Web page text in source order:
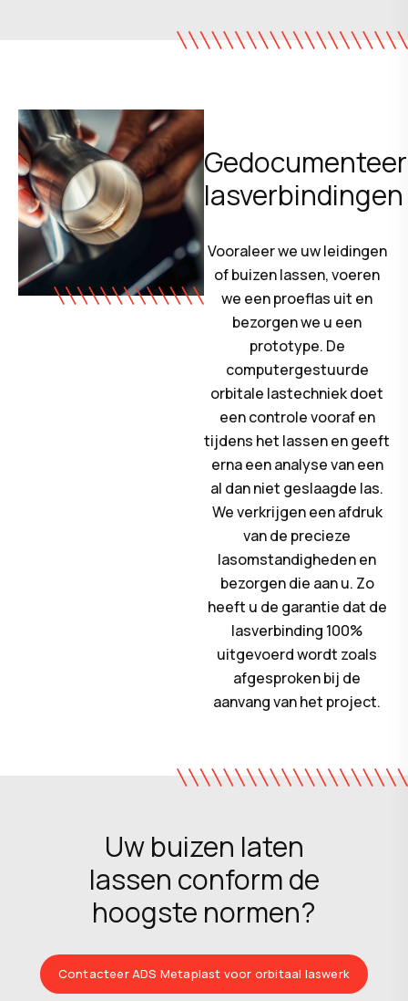
lasverbindingen
Vooraleer we uw leidingen
of buizen lassen, voeren
we een proeflas uit en
bezorgen we u een
prototype. De
computergestuurde
orbitale lastechniek doet
een controle vooraf en
tijdens het lassen en geeft
erna een analyse van een
al dan niet geslaagde las.
We verkrijgen een afdruk
van de precieze
lasomstandigheden en
bezorgen die aan u. Zo
heeft u de garantie dat de
lasverbinding 100%
uitgevoerd wordt zoals
afgesproken bij de
aanvang van het project.
Uw buizen laten
lassen conform de
hoogste normen?
Contacteer ADS Metaplast voor orbitaal laswerk